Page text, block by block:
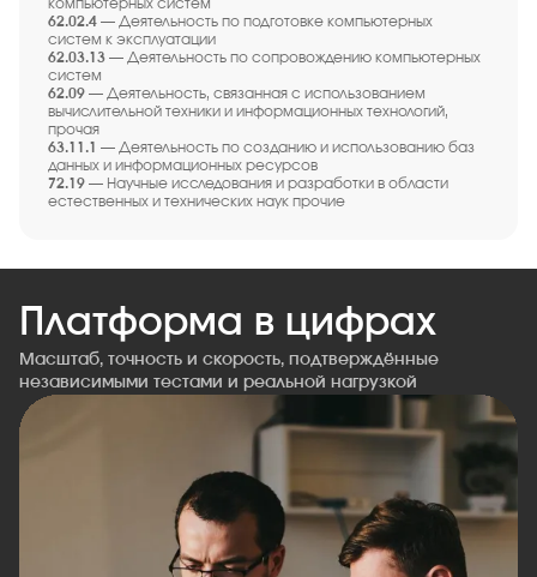
компьютерных систем
62.02.4 — Деятельность по подготовке компьютерных
систем к эксплуатации
62.03.13 — Деятельность по сопровождению компьютерных
систем
62.09 — Деятельность, связанная с использованием
вычислительной техники и информационных технологий,
прочая
63.11.1 — Деятельность по созданию и использованию баз
данных и информационных ресурсов
72.19 — Научные исследования и разработки в области
естественных и технических наук прочие
Платформа в цифрах
Масштаб, точность и скорость, подтверждённые
независимыми тестами и реальной нагрузкой